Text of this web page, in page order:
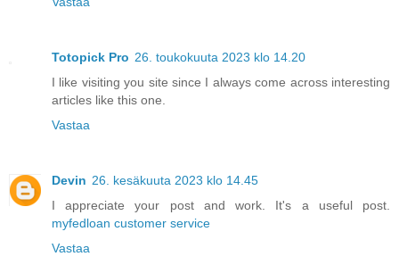
Totopick Pro 26. toukokuuta 2023 klo 14.20
I like visiting you site since I always come across interesting
articles like this one.
Vastaa
Devin 26. kesäkuuta 2023 klo 14.45
I appreciate your post and work. It's a useful post.
myfedloan customer service
Vastaa